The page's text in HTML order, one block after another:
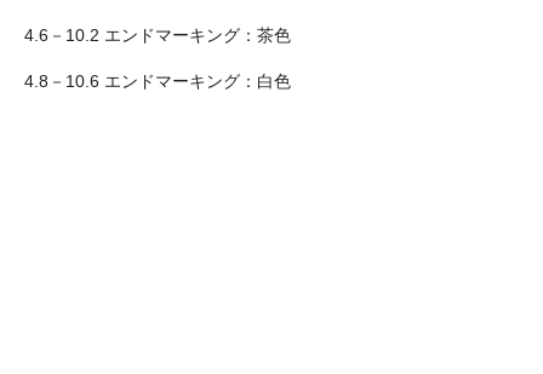
4.6－10.2 エンドマーキング：茶色
4.8－10.6 エンドマーキング：白色